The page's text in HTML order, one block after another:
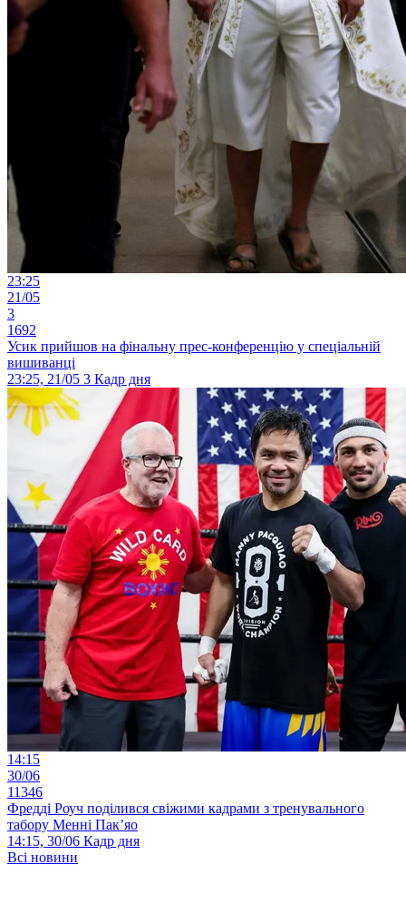
23:25
21/05
3
1692
Усик прийшов на фінальну прес-конференцію у спеціальній
вишиванці
23:25, 21/05 3 Кадр дня
14:15
30/06
11346
Фредді Роуч поділився свіжими кадрами з тренувального
табору Менні Пак’яо
14:15, 30/06 Кадр дня
Всі новини